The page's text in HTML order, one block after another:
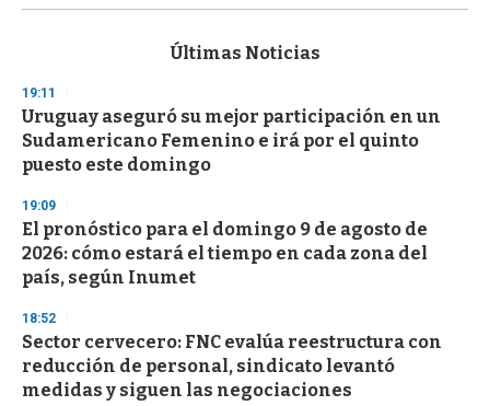
s
d
s
o
f
3
s
e
c
o
n
d
Últimas Noticias
19:11
Uruguay aseguró su mejor participación en un
Sudamericano Femenino e irá por el quinto
puesto este domingo
19:09
El pronóstico para el domingo 9 de agosto de
2026: cómo estará el tiempo en cada zona del
país, según Inumet
18:52
Sector cervecero: FNC evalúa reestructura con
reducción de personal, sindicato levantó
medidas y siguen las negociaciones